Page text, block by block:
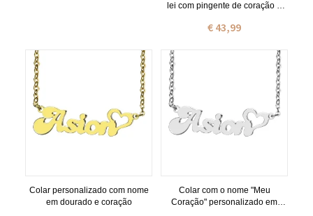
lei com pingente de coração e
meninas
€ 43,99
Colar personalizado com nome
em dourado e coração
Colar com o nome "Meu
Coração" personalizado em